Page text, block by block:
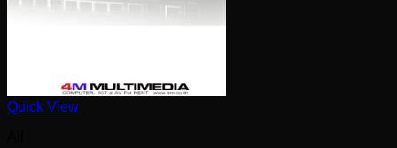
Quick View